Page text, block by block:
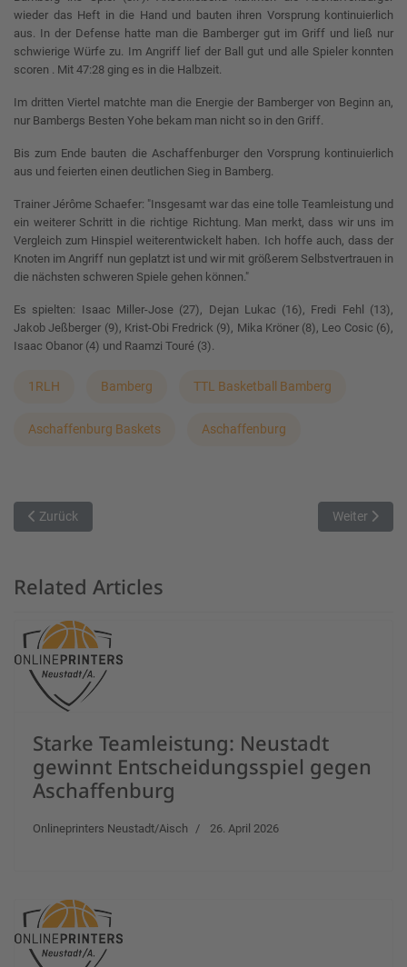
wieder das Heft in die Hand und bauten ihren Vorsprung kontinuierlich
aus. In der Defense hatte man die Bamberger gut im Griff und ließ nur
schwierige Würfe zu. Im Angriff lief der Ball gut und alle Spieler konnten
scoren . Mit 47:28 ging es in die Halbzeit.
Im dritten Viertel matchte man die Energie der Bamberger von Beginn an,
nur Bambergs Besten Yohe bekam man nicht so in den Griff.
Bis zum Ende bauten die Aschaffenburger den Vorsprung kontinuierlich
aus und feierten einen deutlichen Sieg in Bamberg.
Trainer Jérôme Schaefer: "Insgesamt war das eine tolle Teamleistung und
ein weiterer Schritt in die richtige Richtung. Man merkt, dass wir uns im
Vergleich zum Hinspiel weiterentwickelt haben. Ich hoffe auch, dass der
Knoten im Angriff nun geplatzt ist und wir mit größerem Selbstvertrauen in
die nächsten schweren Spiele gehen können."
Es spielten: Isaac Miller-Jose (27), Dejan Lukac (16), Fredi Fehl (13),
Jakob Jeßberger (9), Krist-Obi Fredrick (9), Mika Kröner (8), Leo Cosic (6),
Isaac Obanor (4) und Raamzi Touré (3).
1RLH Bamberg TTL Basketball Bamberg
Aschaffenburg Baskets Aschaffenburg
Vorheriger Beitrag: Erster Auswärtssieg in Augsburg
Zurück Nächster
Weiter
Related Articles
Starke Teamleistung: Neustadt
gewinnt Entscheidungsspiel gegen
Aschaffenburg
Onlineprinters Neustadt/Aisch 26. April 2026